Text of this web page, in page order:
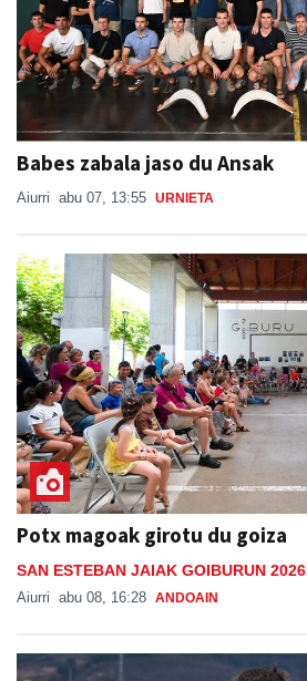
Babes zabala jaso du Ansak
Aiurri abu 07, 13:55 URNIETA
Potx magoak girotu du goiza
SAN ESTEBAN JAIAK GOIBURUN 2026
Aiurri abu 08, 16:28 ANDOAIN